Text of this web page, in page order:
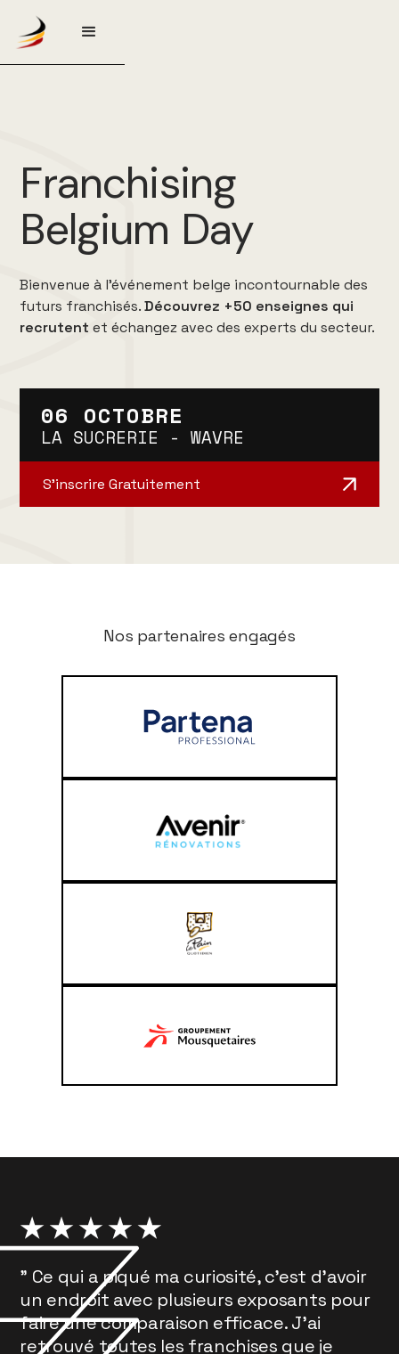
Franchising
Belgium Day
Bienvenue à l’événement belge incontournable des
futurs franchisés.Découvrez +50 enseignes qui
recrutent et échangez avec des experts du secteur.
06 OCTOBRE
LA SUCRERIE - WAVRE
S’inscrire Gratuitement
Nos partenaires engagés
" Ce qui a piqué ma curiosité, c'est d'avoir
un endroit avec plusieurs exposants pour
faire une comparaison efficace. J'ai
retrouvé toutes les franchises que je